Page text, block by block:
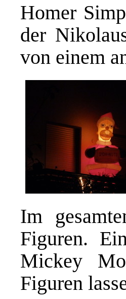
Homer
der
von einem
Im
Figuren.
Mickey
Figuren